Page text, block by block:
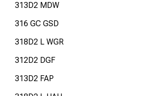
313D2 MDW
316 GC GSD
318D2 L WGR
312D2 DGF
313D2 FAP